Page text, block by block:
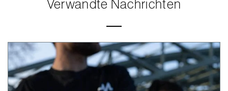
Verwandte Nachrichten